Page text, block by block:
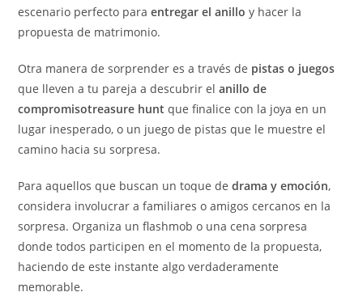
escenario perfecto paraentregar el anillo y hacer la
propuesta de matrimonio.
Otra manera de sorprender es a través de pistas o juegos
que lleven a tu pareja a descubrir elanillo de
compromisotreasure hunt que finalice con la joya en un
lugar inesperado, o un juego de pistas que le muestre el
camino hacia su sorpresa.
Para aquellos que buscan un toque dedrama y emoción,
considera involucrar a familiares o amigos cercanos en la
sorpresa. Organiza un flashmob o una cena sorpresa
donde todos participen en el momento de la propuesta,
haciendo de este instante algo verdaderamente
memorable.